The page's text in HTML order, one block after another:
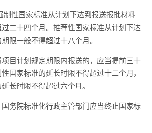
制性国家标准从计划下达到报送报批材料
二十四个月。推荐性国家标准从计划下达
限一般不得超过十八个月。
目计划规定期限内报送的，应当提前三十
国家标准的延长时限不得超过十二个月，
长时限不得超过六个月。
务院标准化行政主管部门应当终止国家标